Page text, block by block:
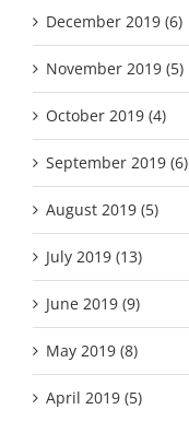
December 2019 (6)
November 2019 (5)
October 2019 (4)
September 2019 (6)
August 2019 (5)
July 2019 (13)
June 2019 (9)
May 2019 (8)
April 2019 (5)